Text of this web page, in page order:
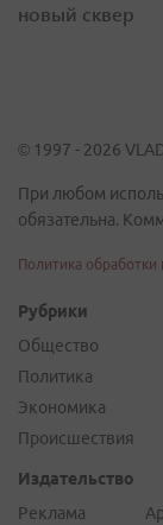
новый сквер
© 1997 - 2026
При любом
обязательна.
Политика
Рубрики
Общество
Политика
Экономика
Происшествия
Издательство
Реклама